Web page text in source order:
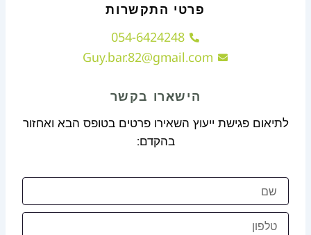
פרטי התקשרות
054-6424248
Guy.bar.82@gmail.com
הישארו בקשר
לתיאום פגישת ייעוץ השאירו פרטים בטופס הבא ואחזור
בהקדם:
שם
טלפון